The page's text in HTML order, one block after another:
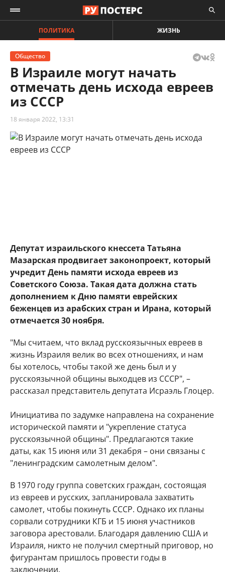
ПОЛИТИКА ЖИЗНЬ
Общество
В Израиле могут начать
отмечать день исхода евреев
из СССР
18 января 2022, 13:31
Депутат израильского кнессета Татьяна
Мазарская продвигает законопроект, который
учредит День памяти исхода евреев из
Советского Союза. Такая дата должна стать
дополнением к Дню памяти еврейских
беженцев из арабских стран и Ирана, который
отмечается 30 ноября.
"Мы считаем, что вклад русскоязычных евреев в
жизнь Израиля велик во всех отношениях, и нам
бы хотелось, чтобы такой же день был и у
русскоязычной общины выходцев из СССР", –
рассказал представитель депутата Исраэль Глоцер.
Инициатива по задумке направлена на сохранение
исторической памяти и "укрепление статуса
русскоязычной общины". Предлагаются такие
даты, как 15 июня или 31 декабря – они связаны с
"ленинградским самолетным делом".
В 1970 году группа советских граждан, состоящая
из евреев и русских, запланировала захватить
самолет, чтобы покинуть СССР. Однако их планы
сорвали сотрудники КГБ и 15 июня участников
заговора арестовали. Благодаря давлению США и
Израиля, никто не получил смертный приговор, но
фигурантам пришлось провести годы в
заключении.